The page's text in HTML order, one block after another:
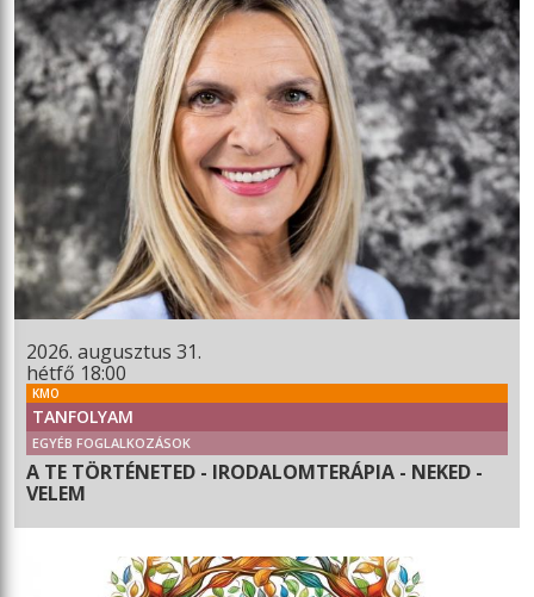
2026. augusztus 31.
hétfő 18:00
KMO
TANFOLYAM
EGYÉB FOGLALKOZÁSOK
A TE TÖRTÉNETED - IRODALOMTERÁPIA - NEKED -
VELEM